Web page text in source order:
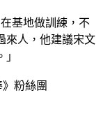
基地做訓練，不
來人，他建議宋文
粉絲團